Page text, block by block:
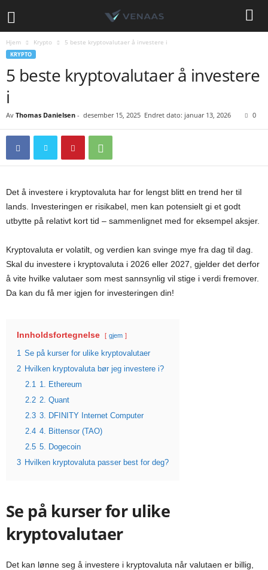
Hjem Krypto 5 beste kryptovalutaer å investere i
KRYPTO
5 beste kryptovalutaer å investere
i
Av Thomas Danielsen - desember 15, 2025 Endret dato: januar 13, 2026 0
Det å investere i kryptovaluta har for lengst blitt en trend her til
lands. Investeringen er risikabel, men kan potensielt gi et godt
utbytte på relativt kort tid – sammenlignet med for eksempel aksjer.
Kryptovaluta er volatilt, og verdien kan svinge mye fra dag til dag.
Skal du investere i kryptovaluta i 2026 eller 2027, gjelder det derfor
å vite hvilke valutaer som mest sannsynlig vil stige i verdi fremover.
Da kan du få mer igjen for investeringen din!
Innholdsfortegnelse gjem
1 Se på kurser for ulike kryptovalutaer
2 Hvilken kryptovaluta bør jeg investere i?
2.1 1. Ethereum
2.2 2. Quant
2.3 3. DFINITY Internet Computer
2.4 4. Bittensor (TAO)
2.5 5. Dogecoin
3 Hvilken kryptovaluta passer best for deg?
Se på kurser for ulike
kryptovalutaer
Det kan lønne seg å investere i kryptovaluta når valutaen er billig,